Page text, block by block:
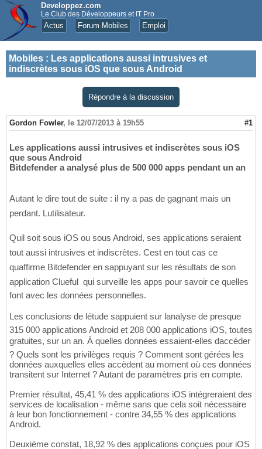
Developpez.com
Le Club des Développeurs et IT Pro
Actus Forum Mobiles Emploi
Mobiles : Les applications aussi intrusives et
indiscrètes sous iOS que sous Android
Répondre à la discussion
Gordon Fowler, le 12/07/2013 à 19h55 #1
Les applications aussi intrusives et indiscrètes sous iOS
que sous Android
Bitdefender a analysé plus de 500 000 apps pendant un an
Autant le dire tout de suite : il ny a pas de gagnant mais un
perdant. Lutilisateur.
Quil soit sous iOS ou sous Android, ses applications seraient
tout aussi intrusives et indiscrètes. Cest en tout cas ce
quaffirme Bitdefender en sappuyant sur les résultats de son
application Clueful  qui surveille les apps pour savoir ce quelles
font avec les données personnelles.
Les conclusions de létude sappuient sur lanalyse de presque
315 000 applications Android et 208 000 applications iOS, toutes
gratuites, sur un an. À quelles données essaient-elles daccéder
? Quels sont les privilèges requis ? Comment sont gérées les
données auxquelles elles accèdent au moment où ces données
transitent sur Internet ? Autant de paramètres pris en compte.
Premier résultat, 45,41 % des applications iOS intégreraient des
services de localisation - même sans que cela soit nécessaire
à leur bon fonctionnement - contre 34,55 % des applications
Android.
Deuxième constat, 18,92 % des applications conçues pour iOS